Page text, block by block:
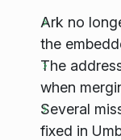
Ark no
the
The
when
Several
fixed in